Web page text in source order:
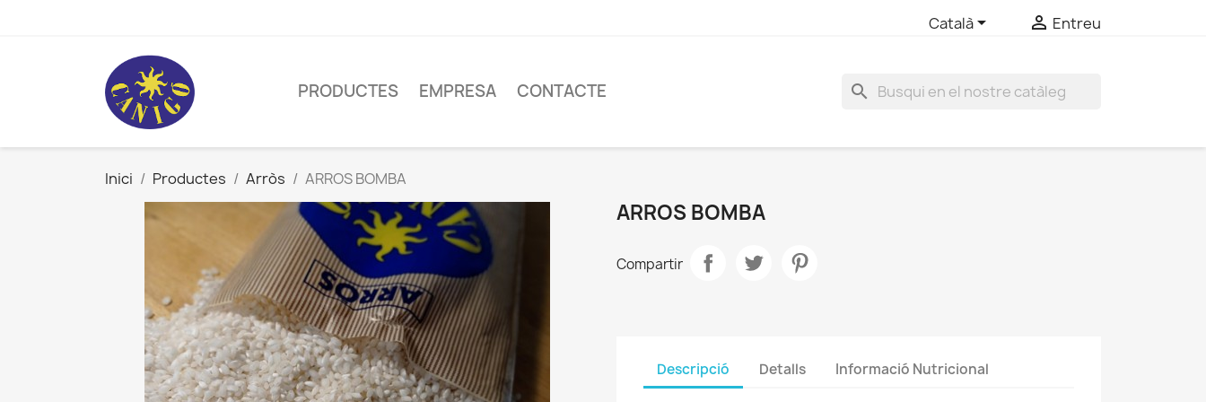
Català  Entreu
PRODUCTES EMPRESA CONTACTE search
Inici Productes Arròs ARROS BOMBA
ARROS BOMBA
Compartir
Descripció Detalls Informació Nutricional